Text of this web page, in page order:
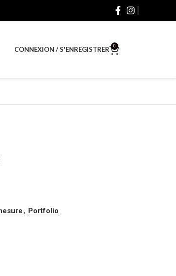
CONNEXION / S'ENREGISTRER 0
, Portfolio